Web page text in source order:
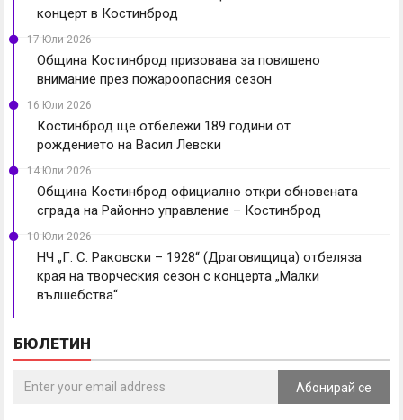
концерт в Костинброд
17 Юли 2026
Община Костинброд призовава за повишено
внимание през пожароопасния сезон
16 Юли 2026
Костинброд ще отбележи 189 години от
рождението на Васил Левски
14 Юли 2026
Община Костинброд официално откри обновената
сграда на Районно управление – Костинброд
10 Юли 2026
НЧ „Г. С. Раковски – 1928“ (Драговищица) отбеляза
края на творческия сезон с концерта „Малки
вълшебства“
БЮЛЕТИН
Абонирай се